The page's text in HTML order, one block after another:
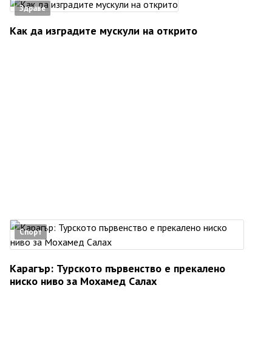
Здраве
Как да изградите мускули на открито
Спорт
Карагър: Турското първенство е прекалено
ниско ниво за Мохамед Салах